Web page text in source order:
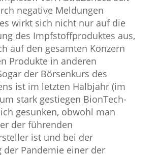
negative Meldungen
wirkt sich nicht nur auf die
des Impfstoffproduktes aus,
auf den gesamten Konzern
Produkte in anderen
der Börsenkurs des
ist im letzten Halbjahr (im
stark gestiegen BionTech-
gesunken, obwohl man
der führenden
ist und bei der
der Pandemie einer der